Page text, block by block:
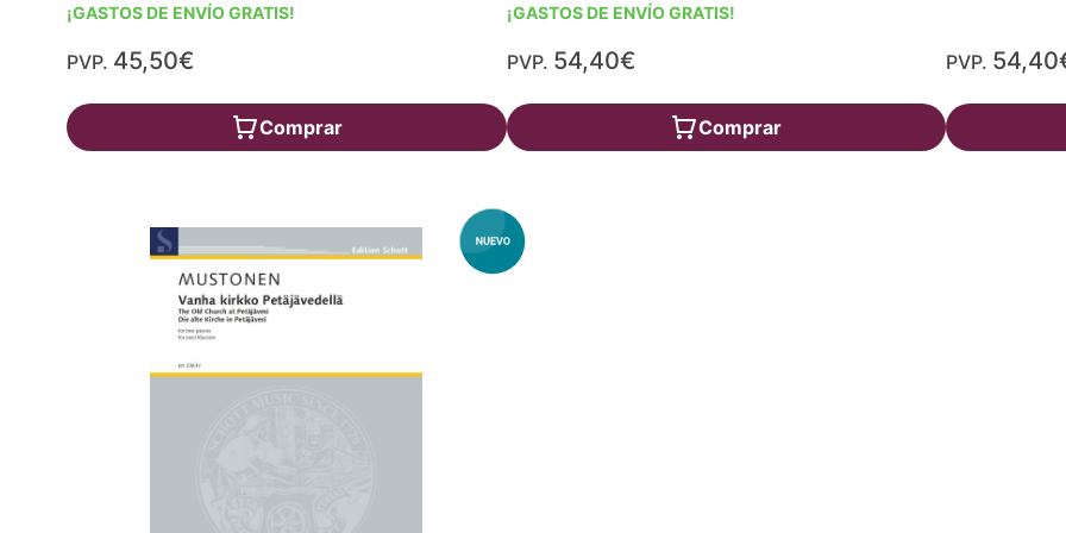
¡GASTOS DE ENVÍO GRATIS!
PVP. 45,50€
Comprar
¡GASTOS DE ENVÍO GRATIS!
PVP. 54,40€
Comprar
PVP.